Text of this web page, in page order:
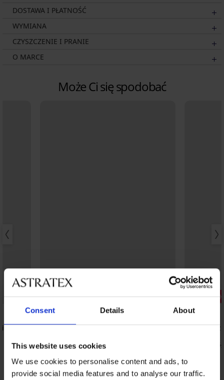
Consent Details About
This website uses cookies
We use cookies to personalise content and ads, to
provide social media features and to analyse our traffic.
DOSTAWA I PŁATNOŚĆ
WYMIANA
CZYSZCZENIE I PRANIE
O MARCE
Może Ci się spodobać
4,9
T-
Bestseller
5
Biustonosz Spacer 3D Lady Grace New
222,99 zł
Zniżka -50%
Biustonosz